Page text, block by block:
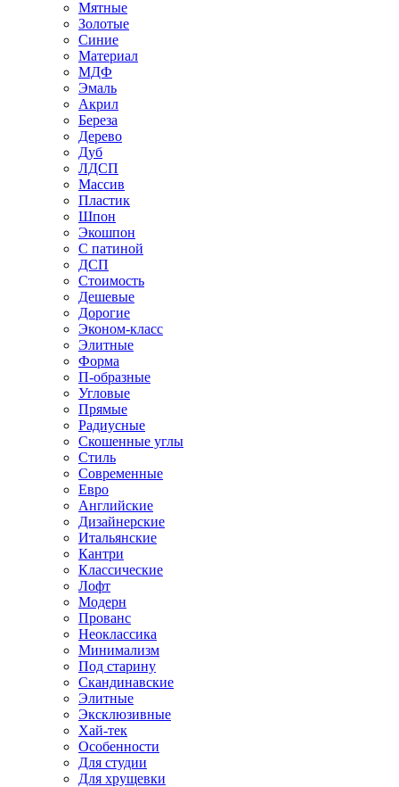
Мятные
Золотые
Синие
Материал
МДФ
Эмаль
Акрил
Береза
Дерево
Дуб
ЛДСП
Массив
Пластик
Шпон
Экошпон
С патиной
ДСП
Стоимость
Дешевые
Дорогие
Эконом-класс
Элитные
Форма
П-образные
Угловые
Прямые
Радиусные
Скошенные углы
Стиль
Современные
Евро
Английские
Дизайнерские
Итальянские
Кантри
Классические
Лофт
Модерн
Прованс
Неоклассика
Минимализм
Под старину
Скандинавские
Элитные
Эксклюзивные
Хай-тек
Особенности
Для студии
Для хрущевки